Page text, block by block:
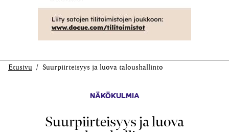
Etusivu Suurpiirteisyys ja luova taloushallinto
NÄKÖKULMIA
Suurpiirteisyys ja luova